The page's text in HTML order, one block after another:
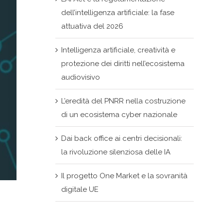
dell’intelligenza artificiale: la fase
attuativa del 2026
Intelligenza artificiale, creatività e
protezione dei diritti nell’ecosistema
audiovisivo
L’eredità del PNRR nella costruzione
di un ecosistema cyber nazionale
Dai back office ai centri decisionali:
la rivoluzione silenziosa delle IA
Il progetto One Market e la sovranità
digitale UE